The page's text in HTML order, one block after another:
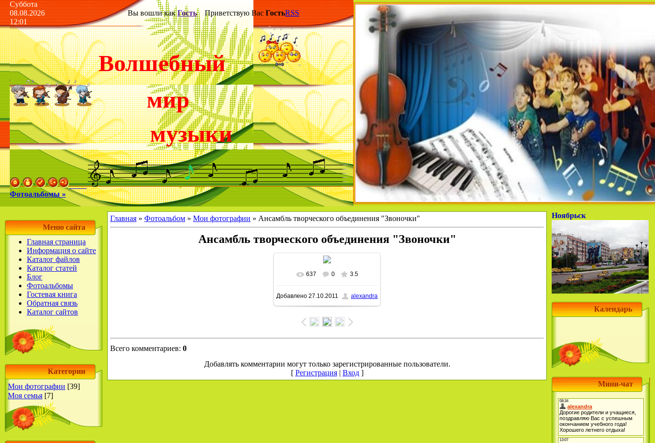
Суббота
08.08.2026
12:01
Вы вошли как ГостьПриветствую Вас ГостьRSS
Волшебный
мир
музыки
Фотоальбомы »
Меню сайта
Главная страница
Информация о сайте
Каталог файлов
Каталог статей
Блог
Фотоальбомы
Гостевая книга
Обратная связь
Каталог сайтов
Категории
Мои фотографии [39]
Моя семья [7]
Главная » Фотоальбом » Мои фотографии » Ансамбль творческого объединения "Звоночки"
Ансамбль творческого объединения "Звоночки"
В реальном размере
1600x1200/ 135.6Kb
637 0 3.5
Добавлено 27.10.2011 alexandra
Всего комментариев: 0
Добавлять комментарии могут только зарегистрированные пользователи.
[ Регистрация| Вход]
Ноябрьск
Календарь
Мини-чат